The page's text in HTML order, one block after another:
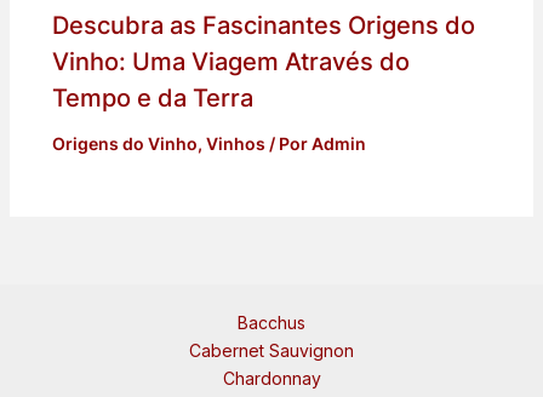
Descubra as Fascinantes Origens do
Vinho: Uma Viagem Através do
Tempo e da Terra
Origens do Vinho, Vinhos / PorAdmin
Bacchus
Cabernet Sauvignon
Chardonnay